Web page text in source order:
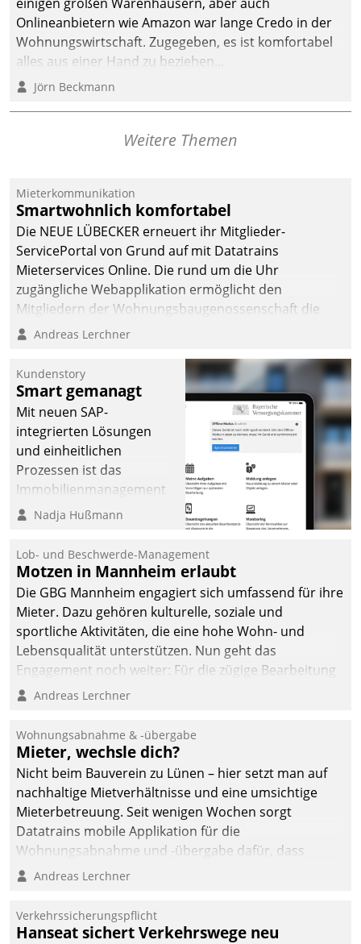
abgeben – rund um die
Uhr.
Onlineanbietern wie Amazon war lange Credo in der
Wohnungswirtschaft. Zugegeben, es ist komfortabel
alles aus einer Hand zu beziehen...
Jörn Beckmann
Weitere Themen
Mieterkommunikation
Smartwohnlich komfortabel
Die NEUE LÜBECKER erneuert ihr Mitglieder-
ServicePortal von Grund auf mit Datatrains
Mieterservices Online. Die rund um die Uhr
zugängliche Webapplikation ermöglicht den
Mitgliedern der Wohnungs­bau­genossenschaft die
Kontaktaufnahme per Smartphone, Tablet oder PC.
Andreas Lerchner
Kundenstory
Smart gemanagt
Mit neuen SAP-
integrierten Lösungen
und einheitlichen
Prozessen ist das
Immobilienmanagement
der Bayerischen
Ressort Kapitalanlage für
künftige Aufgaben und
Herausforderungen
gerüstet.
Nadja Hußmann
Lob- und Beschwerde-Management
Motzen in Mannheim erlaubt
Die GBG Mannheim engagiert sich umfassend für ihre
Mieter. Dazu gehören kulturelle, soziale und
sportliche Aktivitäten, die eine hohe Wohn- und
Lebensqualität unterstützen. Nun geht das
Engagement noch weiter: Für die zügige Bearbeitung
von Beschwerden – oder Lob – richtet das
und Beschwerde-Management einen eigenen Kanal
ein.
Andreas Lerchner
Wohnungsabnahme & -übergabe
Mieter, wechsle dich?
Nicht beim Bauverein zu Lünen – hier setzt man auf
nachhaltige Mietverhältnisse und eine umsichtige
Mieterbetreuung. Seit wenigen Wochen sorgt
Datatrains mobile Applikation für die
Wohnungsabnahme und -übergabe dafür, dass
Mieter wohlgeordnet kommen und, so es sein muss,
Andreas Lerchner
Verkehrssicherungspflicht
Hanseat sichert Verkehrswege neu